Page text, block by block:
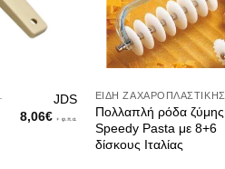
JDS
8,06€ + φ.π.α.
ΕΊΔΗ ΖΑΧΑΡΟΠΛΑΣΤΙΚΉΣ
Πολλαπλή ρόδα ζύμης
Speedy Pasta με 8+6
δίσκους Ιταλίας